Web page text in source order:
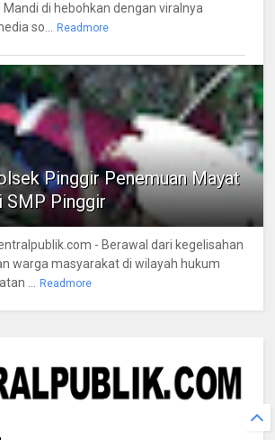
Mandi di hebohkan dengan viralnya
so...
Readmore
Pinggir Penemuan Mayat
SMP Pinggir
- Berawal dari kegelisahan
warga masyarakat di wilayah hukum
...
Readmore